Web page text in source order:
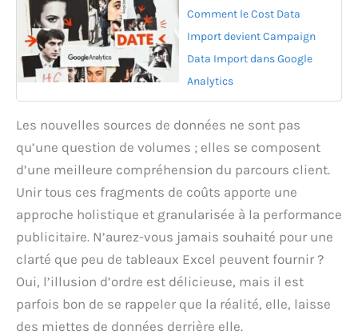
Comment le Cost Data
Import devient Campaign
Data Import dans Google
Analytics
Les nouvelles sources de données ne sont pas
qu’une question de volumes ; elles se composent
d’une meilleure compréhension du parcours client.
Unir tous ces fragments de coûts apporte une
approche holistique et granularisée à la performance
publicitaire. N’aurez-vous jamais souhaité pour une
clarté que peu de tableaux Excel peuvent fournir ?
Oui, l’illusion d’ordre est délicieuse, mais il est
parfois bon de se rappeler que la réalité, elle, laisse
des miettes de données derrière elle.